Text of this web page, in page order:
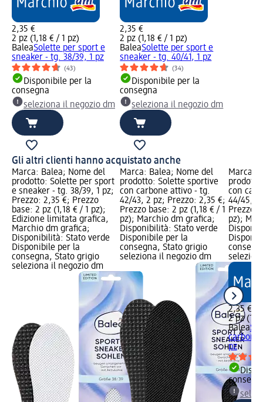
2,35 €
2 pz (1,18 € / 1 pz)
BaleaSolette per sport e
sneaker - tg. 38/39, 1 pz
(43)
Disponibile per la
consegna
seleziona il negozio dm
2,35 €
2 pz (1,18 € / 1 pz)
BaleaSolette per sport e
sneaker - tg. 40/41, 1 pz
(34)
Disponibile per la
consegna
seleziona il negozio dm
Gli altri clienti hanno acquistato anche
Marca: Balea; Nome del
prodotto: Solette per sport
e sneaker - tg. 38/39, 1 pz;
Prezzo: 2,35 €; Prezzo
base: 2 pz (1,18 € / 1 pz);
Edizione limitata grafica,
Marchio dm grafica;
Disponibilità: Stato verde
Disponibile per la
consegna, Stato grigio
seleziona il negozio dm
Marca: Balea; Nome del
prodotto: Solette sportive
con carbone attivo - tg.
42/43, 2 pz; Prezzo: 2,35 €;
Prezzo base: 2 pz (1,18 € / 1
pz); Marchio dm grafica;
Disponibilità: Stato verde
Disponibile per la
consegna, Stato grigio
seleziona il negozio dm
Marca:
con
44/45, 2
Prezzo
pz);
2,35 €
2 pz
Balea
carbone
pz